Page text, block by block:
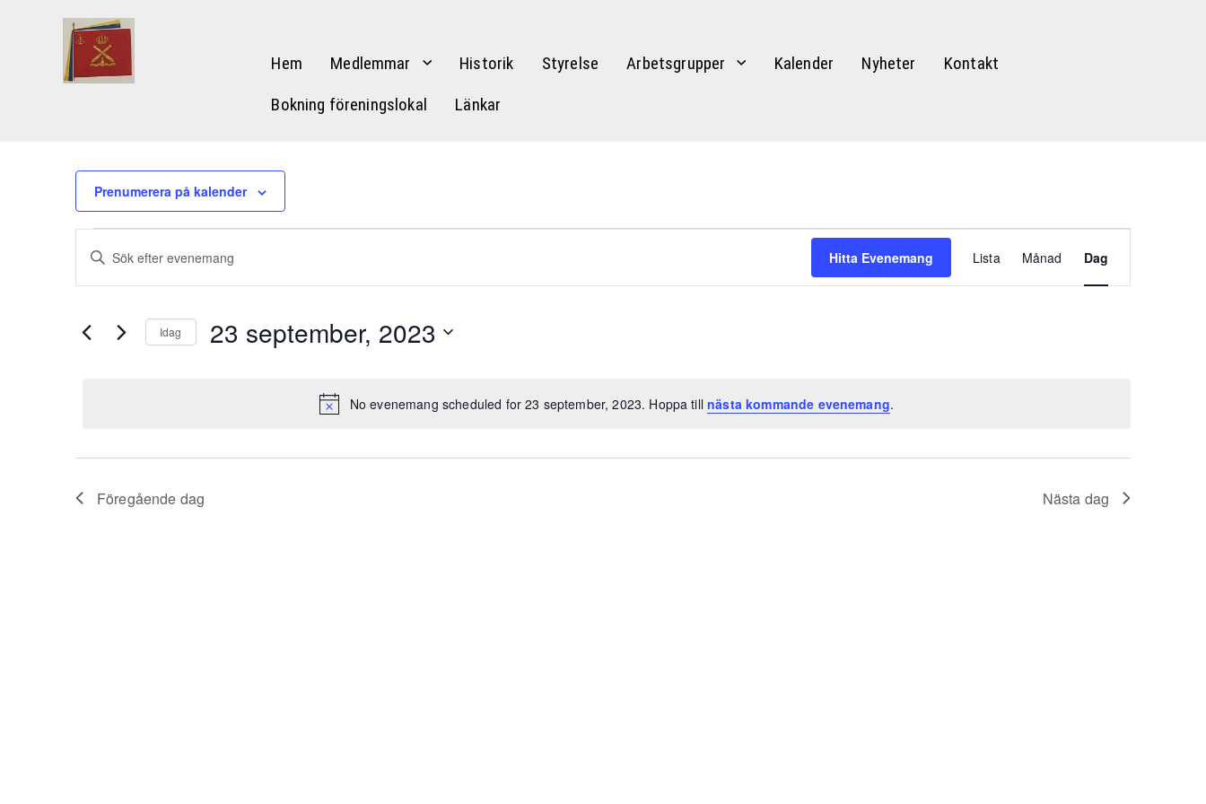
Hem Medlemmar Historik Styrelse Arbetsgrupper Kalender Nyheter Kontakt
Bokning föreningslokal Länkar
Evenemang
för
23
Notis
No evenemang scheduled for 23 september, 2023. Hoppa till nästa kommande evenemang.
Evenemang
Search
and
Views
Ange
efter
Evenemang
Hitta Evenemang
vynavigering
Lista Månad Dag
Idag 23 september, 2023
Föregående dag Nästa dag
Prenumerera på kalender